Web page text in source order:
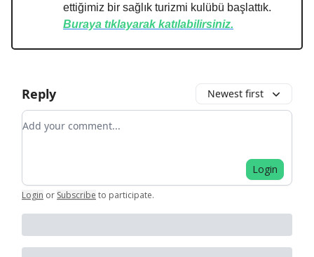
ettiğimiz bir sağlık turizmi kulübü başlattık.
Buraya tıklayarak katılabilirsiniz.
Reply Newest first
Add your comment
Login
Login or Subscribe to participate.